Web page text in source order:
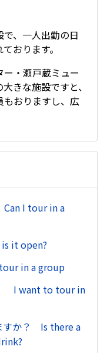
、一人出勤の日
おります。
・瀬戸蔵ミュー
きな施設ですと、
もおりますし、広
I tour in a
it open?
in a group
I want to tour in
すか？ Is there a